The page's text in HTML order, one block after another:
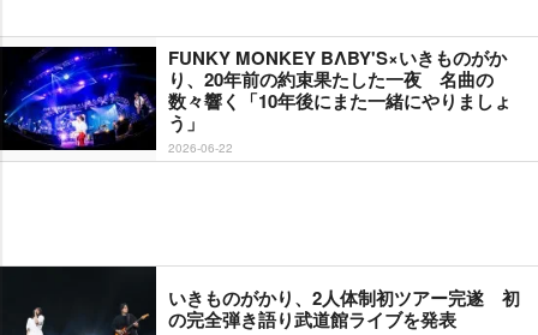
FUNKY MONKEY BΛBY'S×いきものがか
り、20年前の約束果たした一夜 名曲の
数々響く「10年後にまた一緒にやりましょ
う」
2026-06-22
いきものがかり、2人体制初ツアー完遂 初
の完全弾き語り武道館ライブを発表